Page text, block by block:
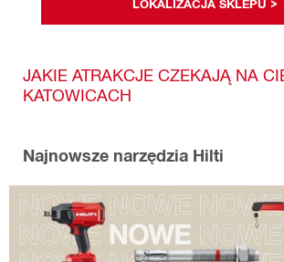
LOKALIZACJA SKLEPU >
JAKIE ATRAKCJE CZEKAJĄ NA
KATOWICACH
Najnowsze narzędzia Hilti